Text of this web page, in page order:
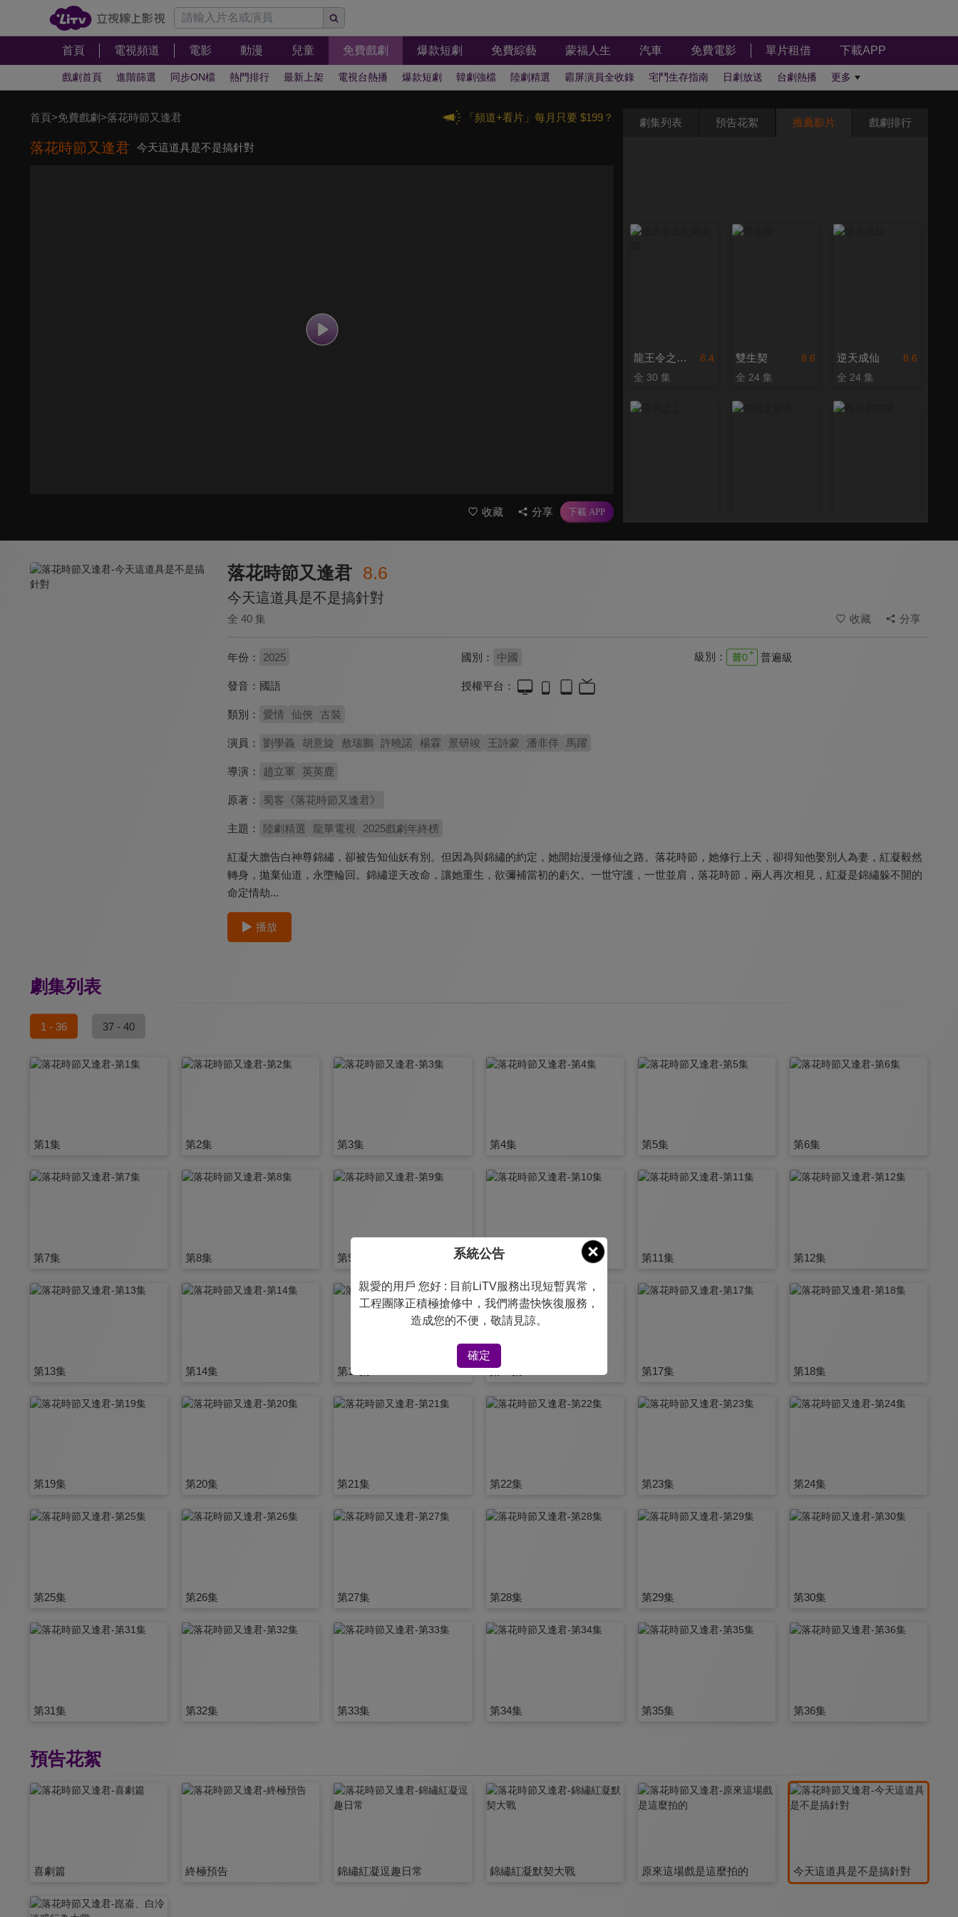
首頁 電視頻道 電影 動漫 兒童 免費戲劇 爆款短劇 免費綜藝 蒙福人生 汽車 免費電影 單片租借 下載APP
戲劇首頁 進階篩選 同步ON檔 熱門排行 最新上架 電視台熱播 爆款短劇 韓劇強檔 陸劇精選 霸屏演員全收錄 宅鬥生存指南 日劇放送 台劇熱播 更多
「頻道+看片」每月只要 $199？
首頁>免費戲劇 >落花時節又逢君
落花時節又逢君 今天這道具是不是搞針對
收藏 分享
劇集列表 預告花絮 推薦影片 戲劇排行
8.4
龍王令之妃卿莫屬
全 30 集
8.6
雙生契
全 24 集
8.6
逆天成仙
全 24 集
落花時節又逢君 8.6
今天這道具是不是搞針對
全 40 集 收藏 分享
年份： 2025 國別： 中國 級別： 普遍級
發音： 國語 授權平台：
類別： 愛情 仙俠 古裝
演員： 劉學義 胡意旋 敖瑞鵬 許曉諾 楊霖 景研竣 王詩蒙 潘非佯 馬躍
導演： 趙立軍 英英鹿
原著： 蜀客《落花時節又逢君》
主題： 陸劇精選 龍華電視 2025戲劇年終榜
紅凝大膽告白神尊錦繡，卻被告知仙妖有別。但因為與錦繡的約定，她開始漫漫修仙之路。落花時節，她修行上天，卻得知他娶別人為妻，紅凝毅然
轉身，拋棄仙道，永墮輪回。錦繡逆天改命，讓她重生，欲彌補當初的虧欠。一世守護，一世並肩，落花時節，兩人再次相見，紅凝是錦繡躲不開的
命定情劫...
播放
劇集列表
1 - 36 37 - 40
第1集 第2集 第3集 第4集 第5集 第6集
第7集 第8集 第9集 第10集 第11集 第12集
第13集 第14集 第15集 第16集 第17集 第18集
第19集 第20集 第21集 第22集 第23集 第24集
第25集 第26集 第27集 第28集 第29集 第30集
第31集 第32集 第33集 第34集 第35集 第36集
預告花絮
喜劇篇 終極預告 錦繡紅凝逗趣日常 錦繡紅凝默契大戰 原來這場戲是這麼拍的 今天這道具是不是搞針對
系統公告
親愛的用戶 您好 : 目前LiTV服務出現短暫異常，
工程團隊正積極搶修中，我們將盡快恢復服務，
造成您的不便，敬請見諒。
確定